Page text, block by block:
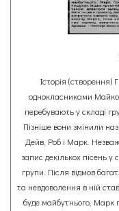
Історія (створення)
однокласниками
перебувають у складі
Пізніше вони змінили
Дейв, Роб і Марк.
запис декількох пісень
групи. Після відмов
та невдоволення в ній
буде майбутнього, Марк